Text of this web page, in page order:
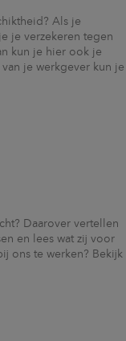
Als je
je verzekeren tegen
kun je hier ook je
je werkgever kun je
Daarover vertellen
en lees wat zij voor
ons te werken? Bekijk